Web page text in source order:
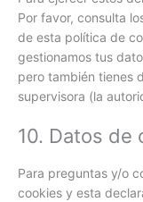
Por favor, consulta
de esta política de
gestionamos tus
pero también tienes
supervisora (la
10. Datos de
Para preguntas y/o
cookies y esta